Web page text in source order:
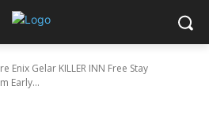
Enix Gelar KILLER INN Free Stay
Early...